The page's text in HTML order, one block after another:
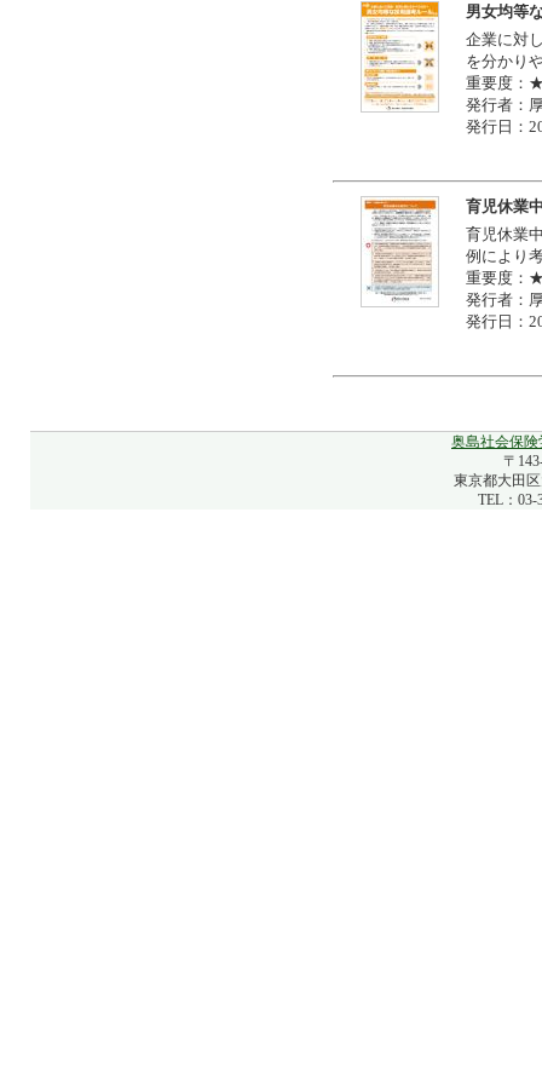
男女均等
企業に対
を分かり
重要度
発行者：
発行日：
育児休業
育児休業
例により
重要度
発行者：
発行日：
奥島社会保
〒
東京都大田
TEL：03-